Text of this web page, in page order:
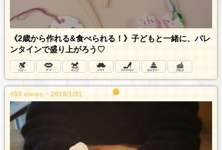
《2歳から作れる&食べられる！》子どもと一緒に、バレ
ンタインで盛り上がろう♡
453 views ･ 2018/1/31